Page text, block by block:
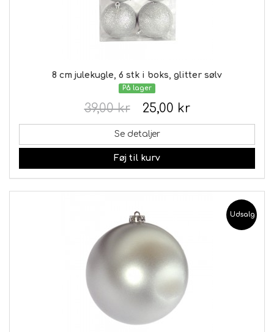
8 cm julekugle, 6 stk i boks, glitter sølv
På lager
25,00 kr
39,00 kr
Se detaljer
Føj til kurv
Udsalg